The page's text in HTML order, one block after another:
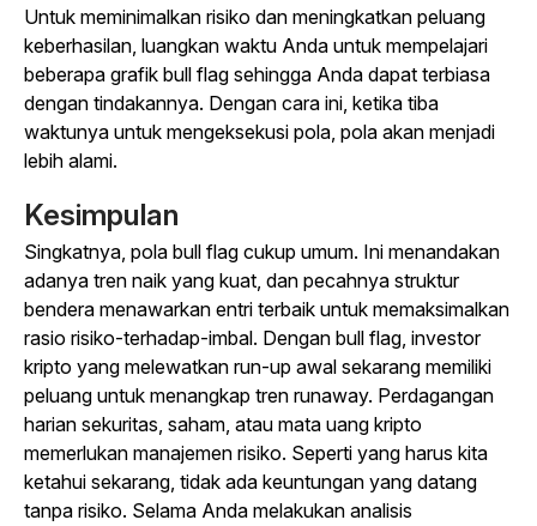
Untuk meminimalkan risiko dan meningkatkan peluang
keberhasilan, luangkan waktu Anda untuk mempelajari
beberapa grafik bull flag sehingga Anda dapat terbiasa
dengan tindakannya. Dengan cara ini, ketika tiba
waktunya untuk mengeksekusi pola, pola akan menjadi
lebih alami.
Kesimpulan
Singkatnya, pola bull flag cukup umum. Ini menandakan
adanya tren naik yang kuat, dan pecahnya struktur
bendera menawarkan entri terbaik untuk memaksimalkan
rasio risiko-terhadap-imbal. Dengan bull flag, investor
kripto yang melewatkan run-up awal sekarang memiliki
peluang untuk menangkap tren runaway. Perdagangan
harian sekuritas, saham, atau mata uang kripto
memerlukan manajemen risiko. Seperti yang harus kita
ketahui sekarang, tidak ada keuntungan yang datang
tanpa risiko. Selama Anda melakukan analisis